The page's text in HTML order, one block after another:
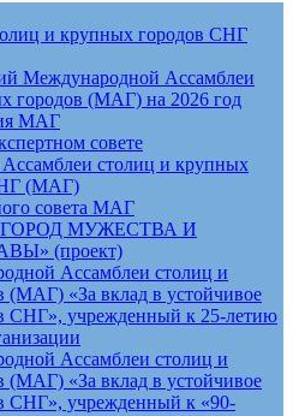
и крупных городов СНГ
Международной Ассамблеи
городов (МАГ) на 2026 год
МАГ
совете
столиц и крупных
(МАГ)
совета МАГ
МУЖЕСТВА И
(проект)
Ассамблеи столиц и
(МАГ) «За вклад в устойчивое
СНГ», учрежденный к 25-летию
Ассамблеи столиц и
(МАГ) «За вклад в устойчивое
СНГ», учрежденный к «90-